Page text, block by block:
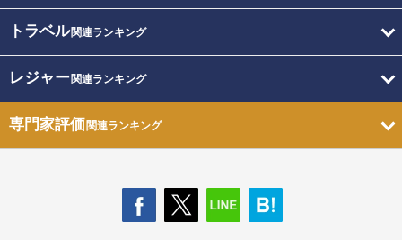
トラベル関連ランキング
レジャー関連ランキング
専門家評価関連ランキング